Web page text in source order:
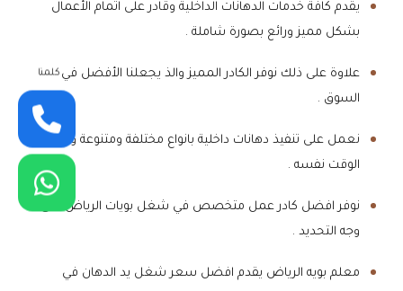
يقدم كافة خدمات الدهانات الداخلية وقادر على اتمام الأعمال
بشكل مميز ورائع بصورة شاملة .
علاوة على ذلك نوفر الكادر المميز والذ يجعلنا الأفضل في
السوق .
نعمل على تنفيذ دهانات داخلية بانواع مختلفة ومتنوعة وفي
الوقت نفسه .
نوفر افضل كادر عمل متخصص في شغل بويات الرياض على
وجه التحديد .
معلم بويه الرياض يقدم افضل سعر شغل يد الدهان في
كلمنا